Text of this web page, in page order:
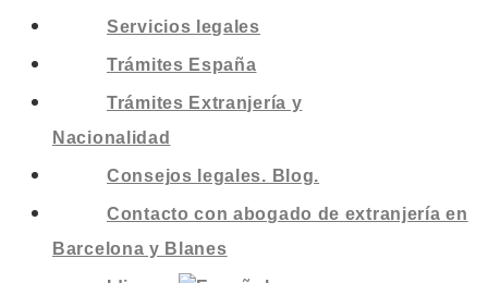
Servicios legales
Trámites España
Trámites Extranjería y
Nacionalidad
Consejos legales. Blog.
Contacto con abogado de extranjería en
Barcelona y Blanes